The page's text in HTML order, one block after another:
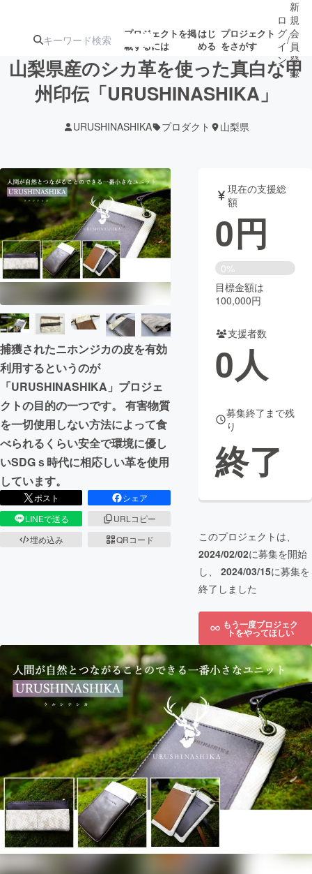
プロジェクトを掲
載するには
はじ
める
プロジェクト
をさがす
ターン
ジェクト
募集終了が近いプ
ロジェクト
アート・写真 音楽
テクノロジー・ガジェット ゲーム・サ
映像・映画 書籍・雑誌
ビジネス・起業 チャレンジ
まちづくり・地域活性化
CAMPFIRE for Social Good
CAMPFIRE Creation
CAMPFIREふるさと納税machi-ya
ロ
グ
イ
ン
/
新
規
会
員
登
録
山梨県産のシカ革を使った真白な甲
州印伝「URUSHINASHIKA」
URUSHINASHIKA プロダクト 山梨県
捕獲されたニホンジカの皮を有効
利用するというのが
「URUSHINASHIKA」プロジェ
クトの目的の一つです。 有害物質
を一切使用しない方法によって食
べられるくらい安全で環境に優し
いSDGｓ時代に相応しい革を使用
しています。
ポスト
シェア
LINEで送る
URLコピー
埋め込み
QRコード
現在の支援総
額
0円
0%
目標金額は
100,000円
支援者数
0人
募集終了まで残
り
終了
このプロジェクトは、
2024/02/02に募集を開始
し、 2024/03/15に募集を
終了しました
もう一度プロジェク
トをやってほしい